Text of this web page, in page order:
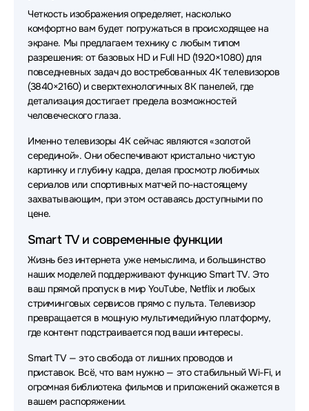
Четкость изображения определяет, насколько
комфортно вам будет погружаться в происходящее на
экране. Мы предлагаем технику с любым типом
разрешения: от базовых HD и Full HD (1920×1080) для
повседневных задач до востребованных 4K телевизоров
(3840×2160) и сверхтехнологичных 8K панелей, где
детализация достигает предела возможностей
человеческого глаза.
Именно телевизоры 4K сейчас являются «золотой
серединой». Они обеспечивают кристально чистую
картинку и глубину кадра, делая просмотр любимых
сериалов или спортивных матчей по-настоящему
захватывающим, при этом оставаясь доступными по
цене.
Smart TV и современные функции
Жизнь без интернета уже немыслима, и большинство
наших моделей поддерживают функцию Smart TV. Это
ваш прямой пропуск в мир YouTube, Netflix и любых
стриминговых сервисов прямо с пульта. Телевизор
превращается в мощную мультимедийную платформу,
где контент подстраивается под ваши интересы.
Smart TV — это свобода от лишних проводов и
приставок. Всё, что вам нужно — это стабильный Wi-Fi, и
огромная библиотека фильмов и приложений окажется в
вашем распоряжении.